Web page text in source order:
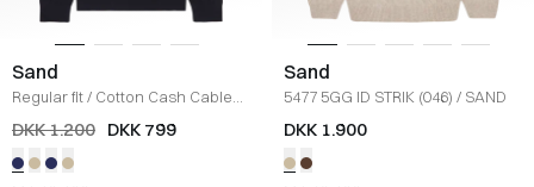
Sand
Regular fit/ Cotton Cash Cable
Strik
NAVY
DKK 1.200 DKK 799
Sand
5477 5GG ID STRIK (046) / SAND
DKK 1.900